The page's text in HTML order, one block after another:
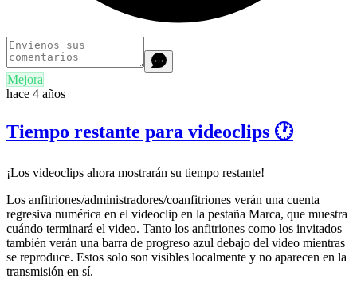
Mejora
hace 4 años
Tiempo restante para videoclips 🕐
¡Los videoclips ahora mostrarán su tiempo restante!
Los anfitriones/administradores/coanfitriones verán una cuenta
regresiva numérica en el videoclip en la pestaña Marca, que muestra
cuándo terminará el video. Tanto los anfitriones como los invitados
también verán una barra de progreso azul debajo del video mientras
se reproduce. Estos solo son visibles localmente y no aparecen en la
transmisión en sí.